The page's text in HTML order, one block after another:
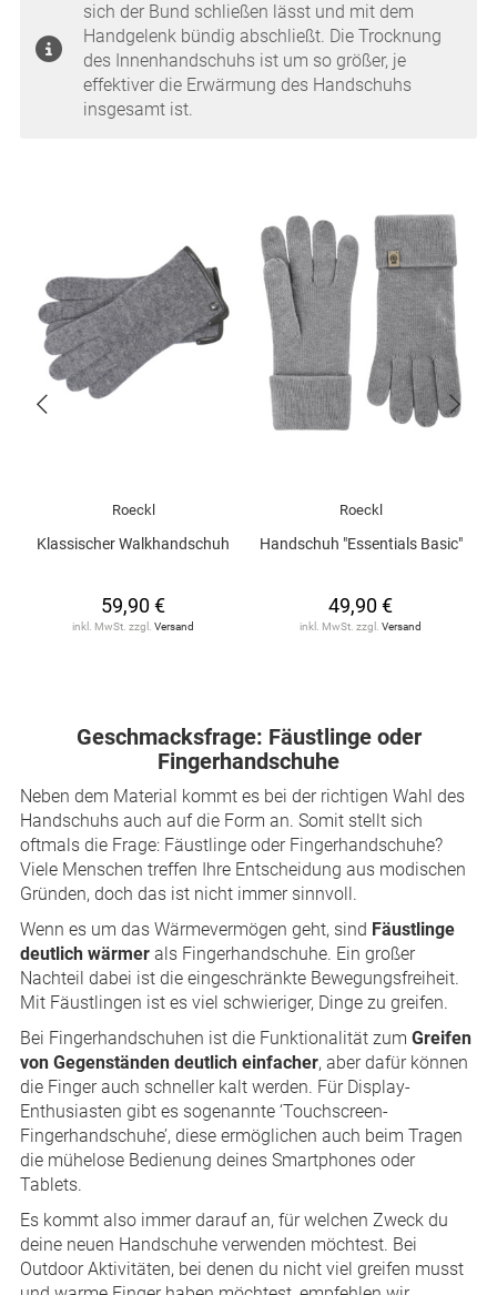
sich der Bund schließen lässt und mit dem
Handgelenk bündig abschließt. Die Trocknung
des Innenhandschuhs ist um so größer, je
effektiver die Erwärmung des Handschuhs
insgesamt ist.
Roeckl
Klassischer Walkhandschuh
59,90 €
inkl. MwSt. zzgl.Versand
Roeckl
Handschuh "Essentials Basic"
49,90 €
inkl. MwSt. zzgl. Versand
Geschmacksfrage: Fäustlinge oder
Fingerhandschuhe
Neben dem Material kommt es bei der richtigen Wahl des
Handschuhs auch auf die Form an. Somit stellt sich
oftmals die Frage: Fäustlinge oder Fingerhandschuhe?
Viele Menschen treffen Ihre Entscheidung aus modischen
Gründen, doch das ist nicht immer sinnvoll.
Wenn es um das Wärmevermögen geht, sind Fäustlinge
deutlich wärmer als Fingerhandschuhe. Ein großer
Nachteil dabei ist die eingeschränkte Bewegungsfreiheit.
Mit Fäustlingen ist es viel schwieriger, Dinge zu greifen.
Bei Fingerhandschuhen ist die Funktionalität zum Greifen
von Gegenständen deutlich einfacher, aber dafür können
die Finger auch schneller kalt werden. Für Display-
Enthusiasten gibt es sogenannte ‘Touchscreen-
Fingerhandschuhe’, diese ermöglichen auch beim Tragen
die mühelose Bedienung deines Smartphones oder
Tablets.
Es kommt also immer darauf an, für welchen Zweck du
deine neuen Handschuhe verwenden möchtest. Bei
Outdoor Aktivitäten, bei denen du nicht viel greifen musst